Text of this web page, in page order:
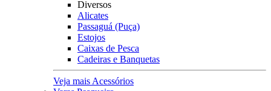
Diversos
Alicates
Passaguá (Puça)
Estojos
Caixas de Pesca
Cadeiras e Banquetas
Veja mais Acessórios